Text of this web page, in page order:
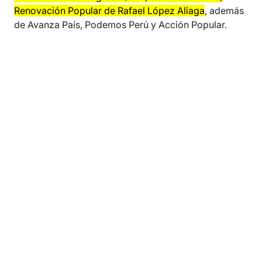
Renovación Popular de Rafael López Aliaga, además
de Avanza País, Podemos Perú y Acción Popular.